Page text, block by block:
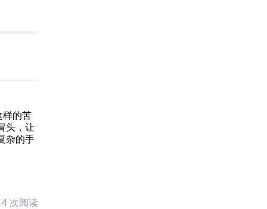
样的苦
头，让
杂的手
4 次阅读